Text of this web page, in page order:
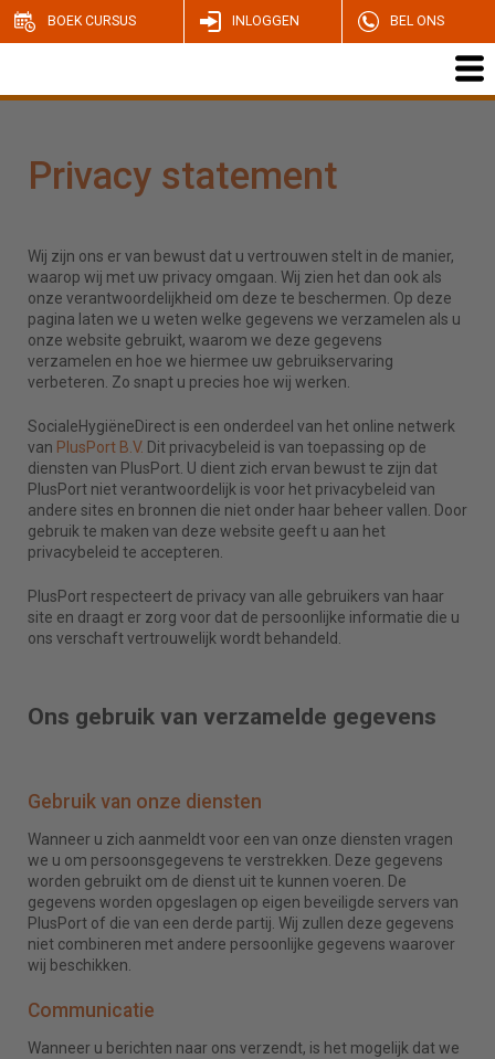
BOEK CURSUS INLOGGEN BEL ONS
Privacy statement
Wij zijn ons er van bewust dat u vertrouwen stelt in de manier,
waarop wij met uw privacy omgaan. Wij zien het dan ook als
onze verantwoordelijkheid om deze te beschermen. Op deze
pagina laten we u weten welke gegevens we verzamelen als u
onze website gebruikt, waarom we deze gegevens
verzamelen en hoe we hiermee uw gebruikservaring
verbeteren. Zo snapt u precies hoe wij werken.
SocialeHygiëneDirect is een onderdeel van het online netwerk
van PlusPort B.V. Dit privacybeleid is van toepassing op de
diensten van PlusPort. U dient zich ervan bewust te zijn dat
PlusPort niet verantwoordelijk is voor het privacybeleid van
andere sites en bronnen die niet onder haar beheer vallen. Door
gebruik te maken van deze website geeft u aan het
privacybeleid te accepteren.
PlusPort respecteert de privacy van alle gebruikers van haar
site en draagt er zorg voor dat de persoonlijke informatie die u
ons verschaft vertrouwelijk wordt behandeld.
Ons gebruik van verzamelde gegevens
Gebruik van onze diensten
Wanneer u zich aanmeldt voor een van onze diensten vragen
we u om persoonsgegevens te verstrekken. Deze gegevens
worden gebruikt om de dienst uit te kunnen voeren. De
gegevens worden opgeslagen op eigen beveiligde servers van
PlusPort of die van een derde partij. Wij zullen deze gegevens
niet combineren met andere persoonlijke gegevens waarover
wij beschikken.
Communicatie
Wanneer u berichten naar ons verzendt, is het mogelijk dat we